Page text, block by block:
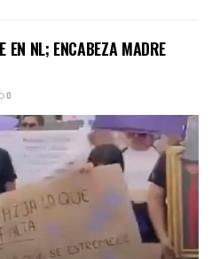
EN NL; ENCABEZA MADRE
0